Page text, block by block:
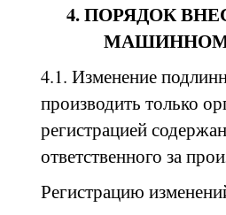
4. ПОРЯДОК
МАШИННОМ
4.1. Изменение
производить только
регистрацией
ответственного за
Регистрацию